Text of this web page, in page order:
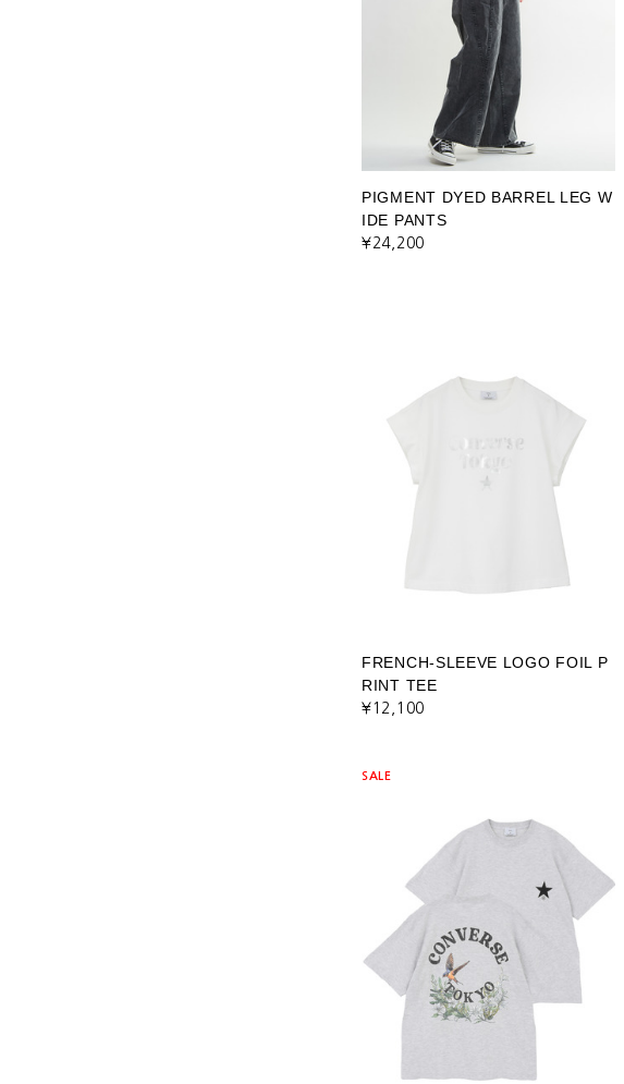
PIGMENT DYED BARREL LEG W
IDE PANTS
¥24,200
FRENCH-SLEEVE LOGO FOIL P
RINT TEE
¥12,100
SALE